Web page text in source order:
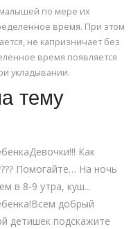
по мере их
время. При этом
не капризничает без
время появляется
укладывании.
тему
Как
Помогайте… На ночь
в 8-9 утра, куш...
добрый
детишек подскажите